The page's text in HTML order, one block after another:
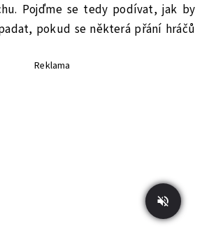
Pojďme se tedy podívat, jak by
pokud se některá přání hráčů
Reklama